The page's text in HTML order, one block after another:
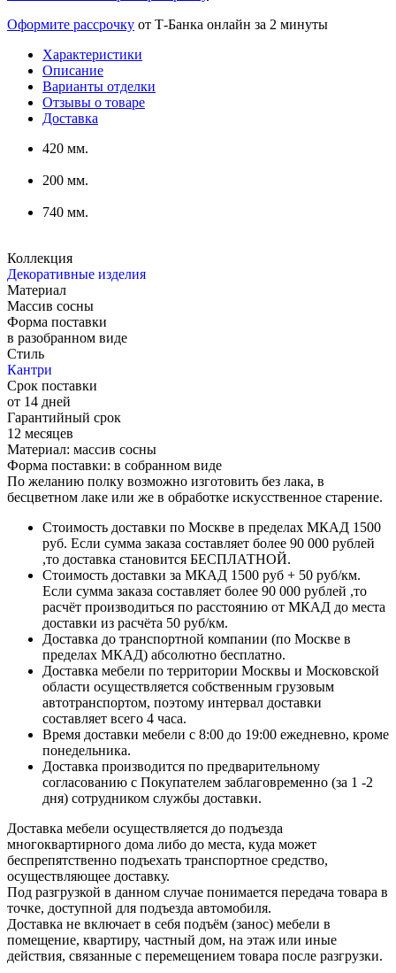
Оформите рассрочку от Т-Банка онлайн за 2 минуты
Характеристики
Описание
Варианты отделки
Отзывы о товаре
Доставка
420 мм.
200 мм.
740 мм.
Коллекция
Декоративные изделия
Материал
Массив сосны
Форма поставки
в разобранном виде
Стиль
Кантри
Срок поставки
от 14 дней
Гарантийный срок
12 месяцев
Материал: массив сосны
Форма поставки: в собранном виде
По желанию полку возможно изготовить без лака, в
бесцветном лаке или же в обработке искусственное старение.
Стоимость доставки по Москве в пределах МКАД 1500
руб. Если сумма заказа составляет более 90 000 рублей
,то доставка становится БЕСПЛАТНОЙ.
Стоимость доставки за МКАД 1500 руб + 50 руб/км.
Если сумма заказа составляет более 90 000 рублей ,то
расчёт производиться по расстоянию от МКАД до места
доставки из расчёта 50 руб/км.
Доставка до транспортной компании (по Москве в
пределах МКАД) абсолютно бесплатно.
Доставка мебели по территории Москвы и Московской
области осуществляется собственным грузовым
автотранспортом, поэтому интервал доставки
составляет всего 4 часа.
Время доставки мебели с 8:00 до 19:00 ежедневно, кроме
понедельника.
Доставка производится по предварительному
согласованию с Покупателем заблаговременно (за 1 -2
дня) сотрудником службы доставки.
Доставка мебели осуществляется до подъезда
многоквартирного дома либо до места, куда может
беспрепятственно подъехать транспортное средство,
осуществляющее доставку.
Под разгрузкой в данном случае понимается передача товара в
точке, доступной для подъезда автомобиля.
Доставка не включает в себя подъём (занос) мебели в
помещение, квартиру, частный дом, на этаж или иные
действия, связанные с перемещением товара после разгрузки.